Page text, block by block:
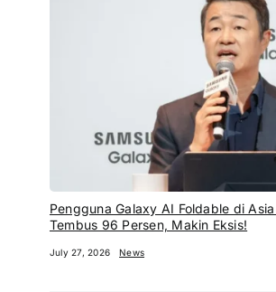
Pengguna Galaxy AI Foldable di
Tembus 96 Persen, Makin Eksis!
July 27, 2026 News